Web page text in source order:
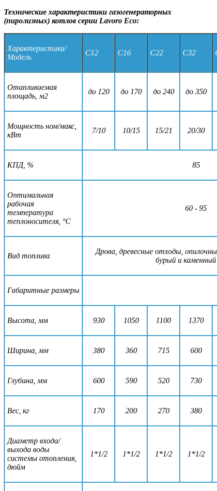
Технические характеристики газогенераторных
(пиролизных) котлов серии Lavoro Eco:
Характеристики/
Модель
C12 C16 C22 C32
Отапливаемая
площадь, м2
до 120 до 170 до 240 до 350
Мощность ном/макс,
кВт
7/10 10/15 15/21 20/30
КПД, % 85
Оптимальная
рабочая
температура
теплоносителя, °С
60 - 95
Вид топлива
Дрова, древесные отходы,
бурый и каменный
Габаритные размеры
Высота, мм 930 1050 1100 1370
Ширина, мм 380 360 715 600
Глубина, мм 600 590 520 730
Вес, кг 170 200 270 380
Диаметр входа/
выхода воды
системы отопления,
дюйм
1*1/2 1*1/2 1*1/2 1*1/2